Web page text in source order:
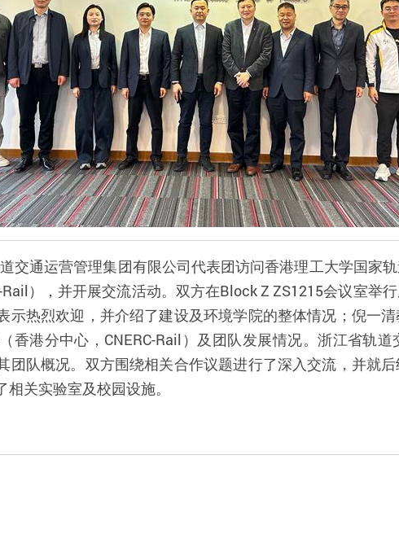
交通运营管理集团有限公司代表团访问香港理工大学国家
），并开展交流活动。双方在Block Z ZS1215会议室举
示热烈欢迎，并介绍了建设及环境学院的整体情况；倪一
香港分中心，CNERC-Rail）及团队发展情况。浙江省轨
团队概况。双方围绕相关合作议题进行了深入交流，并就
关实验室及校园设施。